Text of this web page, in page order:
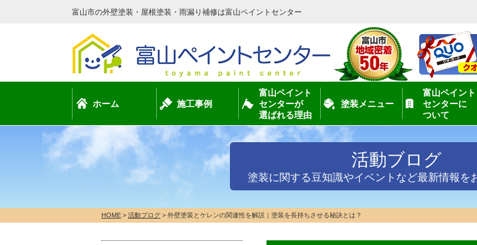
富山市の外壁塗装・屋根塗装・雨漏り補修は富山ペイントセンター
ホーム 施工事例
富山ペイント
センターが
選ばれる理由
塗装メニュー
富山ペイント
センターに
ついて
活動ブログ
塗装に関する豆知識やイベントなど最新情報を
HOME > 活動ブログ > 外壁塗装とケレンの関連性を解説｜塗装を長持ちさせる秘訣とは？